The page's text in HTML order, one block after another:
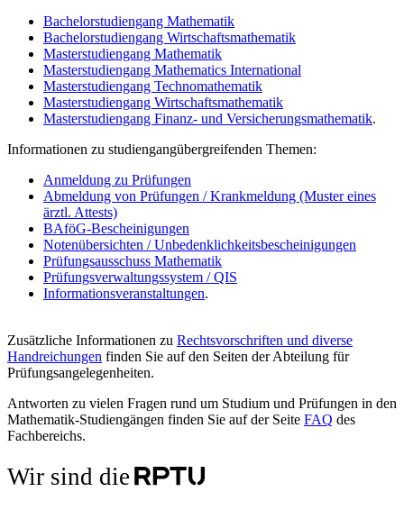
Bachelorstudiengang Mathematik
Bachelorstudiengang Wirtschaftsmathematik
Masterstudiengang Mathematik
Masterstudiengang Mathematics International
Masterstudiengang Technomathematik
Masterstudiengang Wirtschaftsmathematik
Masterstudiengang Finanz- und Versicherungsmathematik.
Informationen zu studiengangübergreifenden Themen:
Anmeldung zu Prüfungen
Abmeldung von Prüfungen / Krankmeldung (Muster eines
ärztl. Attests)
BAföG-Bescheinigungen
Notenübersichten / Unbedenklichkeitsbescheinigungen
Prüfungsausschuss Mathematik
Prüfungsverwaltungssystem / QIS
Informationsveranstaltungen.
Zusätzliche Informationen zu Rechtsvorschriften und diverse
Handreichungen finden Sie auf den Seiten der Abteilung für
Prüfungsangelegenheiten.
Antworten zu vielen Fragen rund um Studium und Prüfungen in den
Mathematik-Studiengängen finden Sie auf der Seite FAQ des
Fachbereichs.
Wir sind die